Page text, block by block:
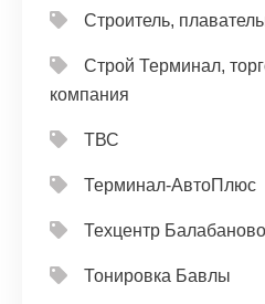
Строитель,
Строй Терминал,
компания
ТВС
Терминал-АвтоПлюс
Техцентр Балабаново
Тонировка Бавлы